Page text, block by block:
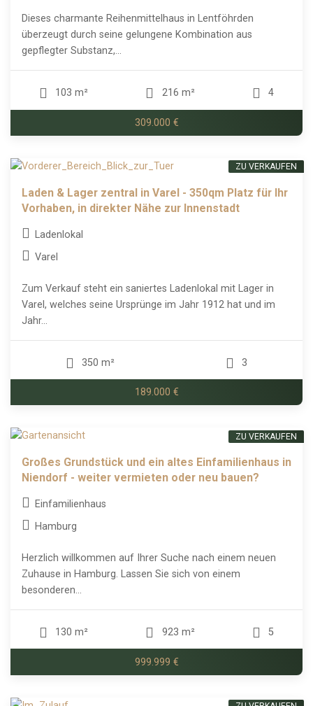
Dieses charmante Reihenmittelhaus in Lentföhrden
überzeugt durch seine gelungene Kombination aus
gepflegter Substanz,...
103 m² 216 m² 4
309.000 €
Laden & Lager zentral in Varel - 350qm Platz für Ihr
Vorhaben, in direkter Nähe zur Innenstadt
Ladenlokal
Varel
Zum Verkauf steht ein saniertes Ladenlokal mit Lager in
Varel, welches seine Ursprünge im Jahr 1912 hat und im
Jahr...
350 m² 3
189.000 €
ZU VERKAUFEN
Großes Grundstück und ein altes Einfamilienhaus in
Niendorf - weiter vermieten oder neu bauen?
Einfamilienhaus
Hamburg
Herzlich willkommen auf Ihrer Suche nach einem neuen
Zuhause in Hamburg. Lassen Sie sich von einem
besonderen...
130 m² 923 m² 5
999.999 €
ZU VERKAUFEN